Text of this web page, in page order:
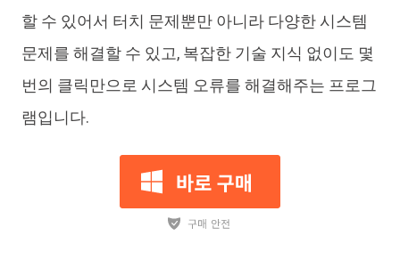
할 수 있어서 터치 문제뿐만 아니라 다양한 시스템
문제를 해결할 수 있고, 복잡한 기술 지식 없이도 몇
번의 클릭만으로 시스템 오류를 해결해주는 프로그
램입니다.